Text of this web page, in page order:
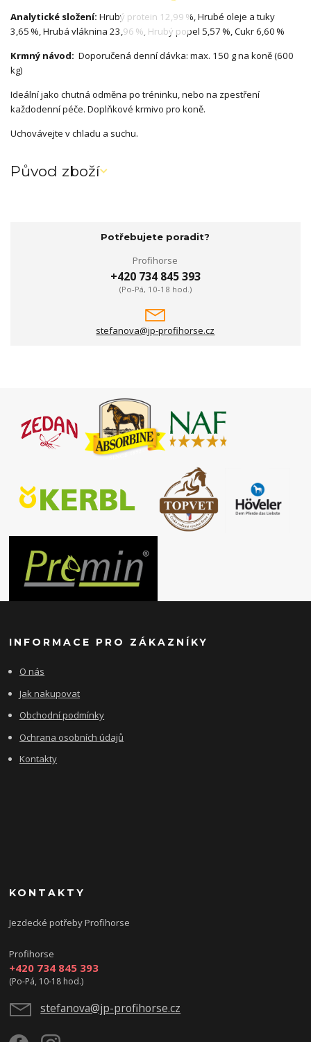
Analytické složení: Hrubý protein 12,99 %, Hrubé oleje a tuky
3,65 %, Hrubá vláknina 23,96 %, Hrubý popel 5,57 %, Cukr 6,60 %
Krmný návod: Doporučená denní dávka: max. 150 g na koně (600
kg)
Ideální jako chutná odměna po tréninku, nebo na zpestření
každodenní péče. Doplňkové krmivo pro koně.
Uchovávejte v chladu a suchu.
Původ zboží
Potřebujete poradit?
Profihorse
+420 734 845 393
(Po-Pá, 10-18 hod.)
stefanova@jp-profihorse.cz
INFORMACE PRO ZÁKAZNÍKY
O nás
Jak nakupovat
Obchodní podmínky
Ochrana osobních údajů
Kontakty
KONTAKTY
Jezdecké potřeby Profihorse
Profihorse
+420 734 845 393
(Po-Pá, 10-18 hod.)
stefanova@jp-profihorse.cz